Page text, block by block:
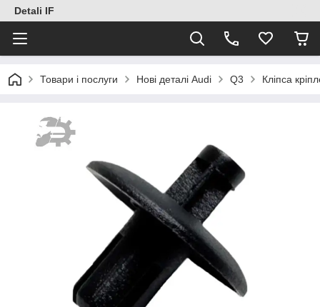
Detali IF
Товари і послуги Нові деталі Audi Q3 Кліпса